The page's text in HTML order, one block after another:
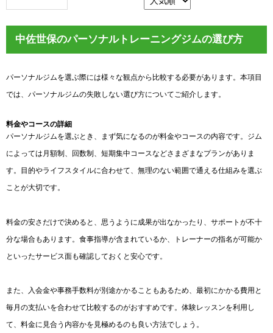
中佐世保のパーソナルトレーニングジムの選び方
パーソナルジムを選ぶ際には様々な観点から比較する必要があります。本項目
では、パーソナルジムの失敗しない選び方についてご紹介します。
料金やコースの詳細
パーソナルジムを選ぶとき、まず気になるのが料金やコースの内容です。ジム
によっては月額制、回数制、短期集中コースなどさまざまなプランがありま
す。目的やライフスタイルに合わせて、無理のない範囲で通える仕組みを選ぶ
ことが大切です。
料金の安さだけで決めると、思うように成果が出なかったり、サポートが不十
分な場合もあります。食事指導が含まれているか、トレーナーの指名が可能か
といったサービス面も確認しておくと安心です。
また、入会金や事務手数料が別途かかることもあるため、最初にかかる費用と
毎月の支払いを合わせて比較するのがおすすめです。体験レッスンを利用し
て、料金に見合う内容かを見極めるのも良い方法でしょう。